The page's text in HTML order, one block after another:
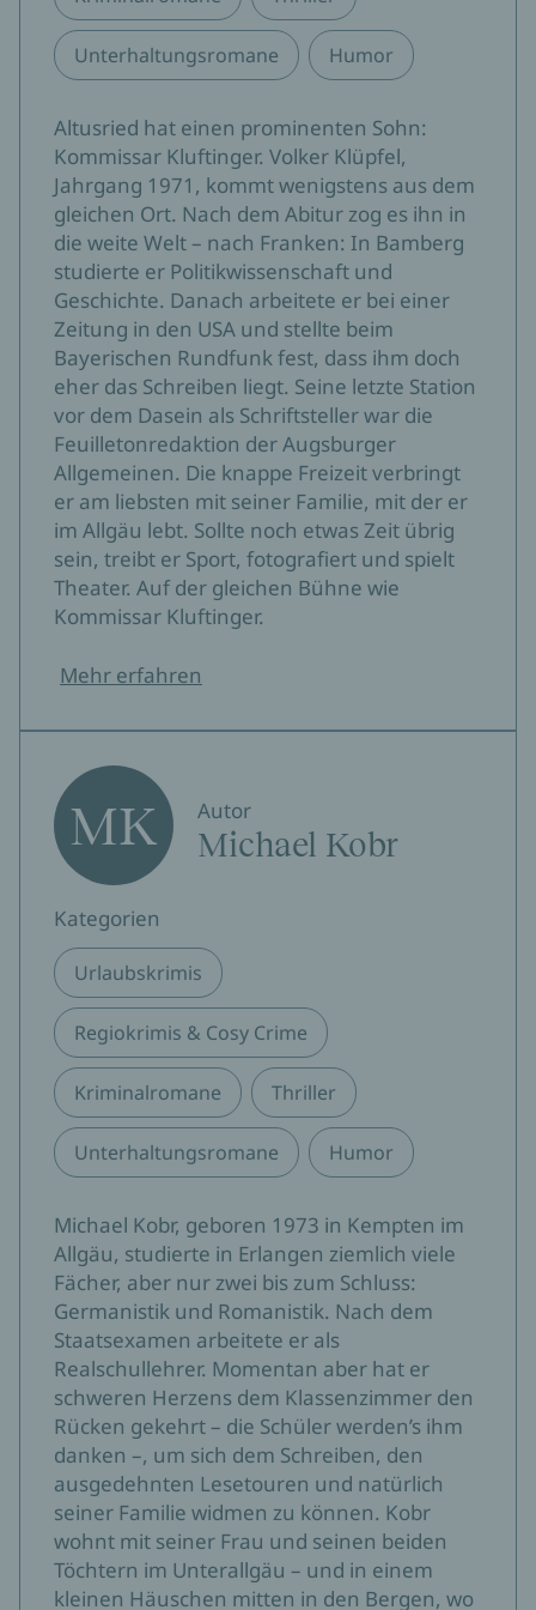
Unterhaltungsromane Humor
Altusried hat einen prominenten Sohn:
Kommissar Kluftinger. Volker Klüpfel,
Jahrgang 1971, kommt wenigstens aus dem
gleichen Ort. Nach dem Abitur zog es ihn in
die weite Welt – nach Franken: In Bamberg
studierte er Politikwissenschaft und
Geschichte. Danach arbeitete er bei einer
Zeitung in den USA und stellte beim
Bayerischen Rundfunk fest, dass ihm doch
eher das Schreiben liegt. Seine letzte Station
vor dem Dasein als Schriftsteller war die
Feuilletonredaktion der Augsburger
Allgemeinen. Die knappe Freizeit verbringt
er am liebsten mit seiner Familie, mit der er
im Allgäu lebt. Sollte noch etwas Zeit übrig
sein, treibt er Sport, fotografiert und spielt
Theater. Auf der gleichen Bühne wie
Kommissar Kluftinger.
Mehr erfahren
MK Autor
Michael Kobr
Kategorien
Urlaubskrimis
Regiokrimis & Cosy Crime
Kriminalromane Thriller
Unterhaltungsromane Humor
Michael Kobr, geboren 1973 in Kempten im
Allgäu, studierte in Erlangen ziemlich viele
Fächer, aber nur zwei bis zum Schluss:
Germanistik und Romanistik. Nach dem
Staatsexamen arbeitete er als
Realschullehrer. Momentan aber hat er
schweren Herzens dem Klassenzimmer den
Rücken gekehrt – die Schüler werden’s ihm
danken –, um sich dem Schreiben, den
ausgedehnten Lesetouren und natürlich
seiner Familie widmen zu können. Kobr
wohnt mit seiner Frau und seinen beiden
Töchtern im Unterallgäu – und in einem
kleinen Häuschen mitten in den Bergen, wo